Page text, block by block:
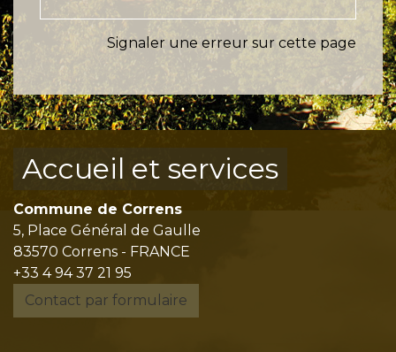
Signaler une erreur sur cette page
Accueil et services
Commune de Correns
5, Place Général de Gaulle
83570 Correns - FRANCE
+33 4 94 37 21 95
Contact par formulaire